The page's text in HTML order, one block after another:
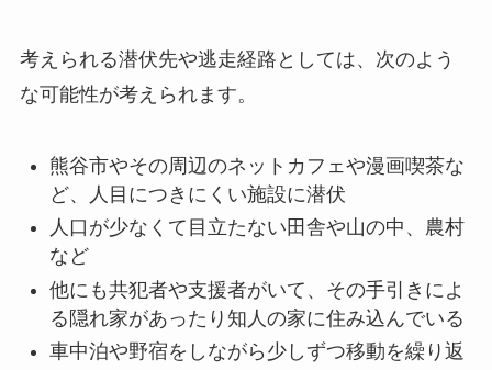
考えられる潜伏先や逃走経路としては、次のよう
な可能性が考えられます。
熊谷市やその周辺のネットカフェや漫画喫茶な
ど、人目につきにくい施設に潜伏
人口が少なくて目立たない田舎や山の中、農村
など
他にも共犯者や支援者がいて、その手引きによ
る隠れ家があったり知人の家に住み込んでいる
車中泊や野宿をしながら少しずつ移動を繰り返